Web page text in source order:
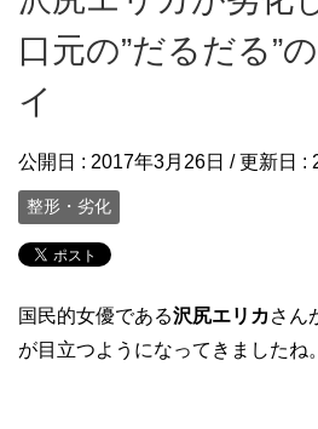
口元の”だるだる”
イ
公開日 : 2017年3月26日 / 更新日 :
整形・劣化
国民的女優である沢尻エリカさん
が目立つようになってきましたね。